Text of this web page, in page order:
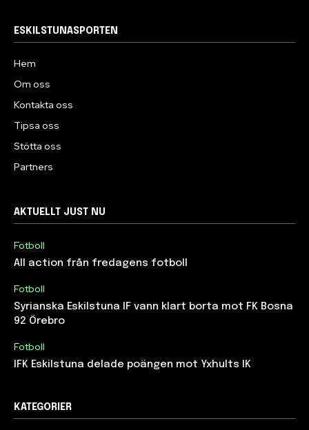
ESKILSTUNASPORTEN
Hem
Om oss
Kontakta oss
Tipsa oss
Stötta oss
Partners
AKTUELLT JUST NU
Fotboll
All action från fredagens fotboll
Fotboll
Syrianska Eskilstuna IF vann klart borta mot FK Bosna
92 Örebro
Fotboll
IFK Eskilstuna delade poängen mot Yxhults IK
KATEGORIER